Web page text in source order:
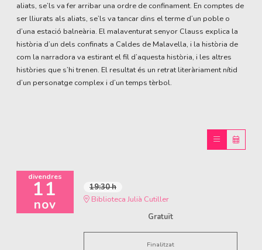
aliats, se’ls va fer arribar una ordre de confinament. En comptes de
ser lliurats als aliats, se’ls va tancar dins el terme d’un poble o
d’una estació balneària. El malaventurat senyor Clauss explica la
història d’un dels confinats a Caldes de Malavella, i la història de
com la narradora va estirant el fil d’aquesta història, i les altres
històries que s’hi trenen. El resultat és un retrat literàriament nítid
d’un personatge complex i d’un temps tèrbol.
divendres
11
nov
19:30 h
Biblioteca Julià Cutiller
Gratuït
Finalitzat